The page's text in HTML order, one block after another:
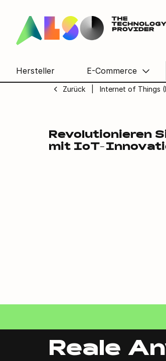
Hersteller E-Commerce
IoT
Zurück Internet of Things
Revolutionieren
mit IoT-
Reale